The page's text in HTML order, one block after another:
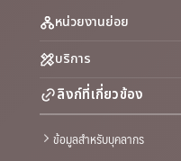
หน่วยงานย่อย
บริการ
ลิงก์ที่เกี่ยวข้อง
ข้อมูลสำหรับบุคลากร